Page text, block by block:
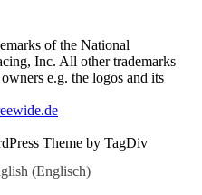
of the National
Inc. All other trademarks
e.g. the logos and its
Theme by TagDiv
(Englisch)